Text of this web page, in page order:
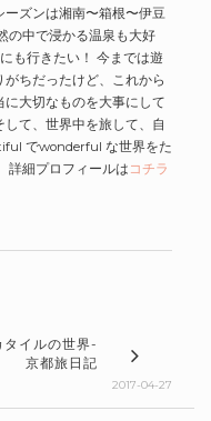
ーズンは湘南〜箱根〜伊豆
の中で浸かる温泉も大好
も行きたい！ 今までは遊
ちだったけど、これから
に大切なものを大事にして
て、世界中を旅して、自
でwonderful な世界をた
詳細プロフィールは コチラ
イルの世界-
京都旅日記
2017-04-27